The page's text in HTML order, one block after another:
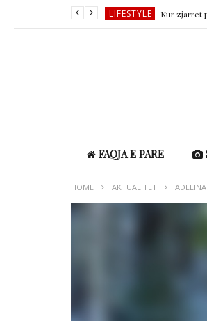
LIFESTYLE
LIFESTYLE
FAQJA E PARE
HOME AKTUALITET